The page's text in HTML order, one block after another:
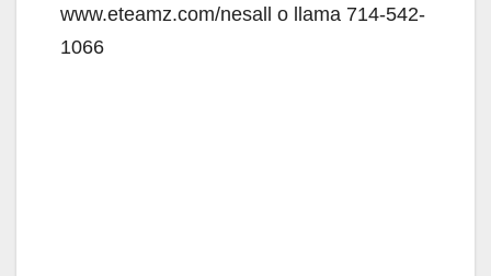
www.eteamz.com/nesall o llama 714-542-
1066